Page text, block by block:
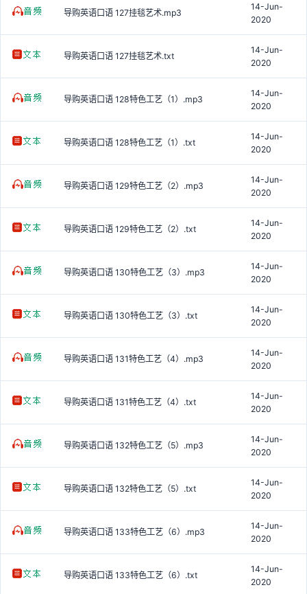
导购英语口语 127挂毯艺术.mp3
14-Jun-
2020
导购英语口语 127挂毯艺术.txt
14-Jun-
2020
导购英语口语 128特色工艺（1）.mp3
14-Jun-
2020
导购英语口语 128特色工艺（1）.txt
14-Jun-
2020
导购英语口语 129特色工艺（2）.mp3
14-Jun-
2020
导购英语口语 129特色工艺（2）.txt
14-Jun-
2020
导购英语口语 130特色工艺（3）.mp3
14-Jun-
2020
导购英语口语 130特色工艺（3）.txt
14-Jun-
2020
导购英语口语 131特色工艺（4）.mp3
14-Jun-
2020
导购英语口语 131特色工艺（4）.txt
14-Jun-
2020
导购英语口语 132特色工艺（5）.mp3
14-Jun-
2020
导购英语口语 132特色工艺（5）.txt
14-Jun-
2020
导购英语口语 133特色工艺（6）.mp3
14-Jun-
2020
导购英语口语 133特色工艺（6）.txt
14-Jun-
2020